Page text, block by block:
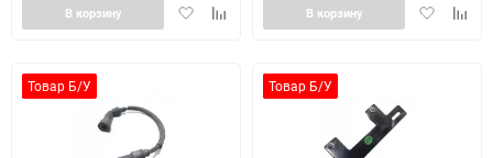
ДобавитьДобавить
В корзину
Добавить
В корзину
Товар Б/У Товар Б/У